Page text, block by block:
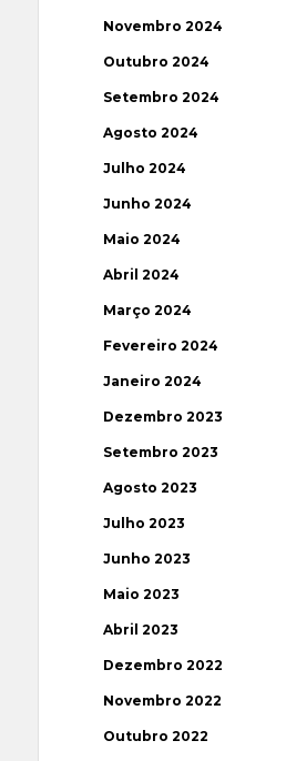
Novembro 2024
Outubro 2024
Setembro 2024
Agosto 2024
Julho 2024
Junho 2024
Maio 2024
Abril 2024
Março 2024
Fevereiro 2024
Janeiro 2024
Dezembro 2023
Setembro 2023
Agosto 2023
Julho 2023
Junho 2023
Maio 2023
Abril 2023
Dezembro 2022
Novembro 2022
Outubro 2022